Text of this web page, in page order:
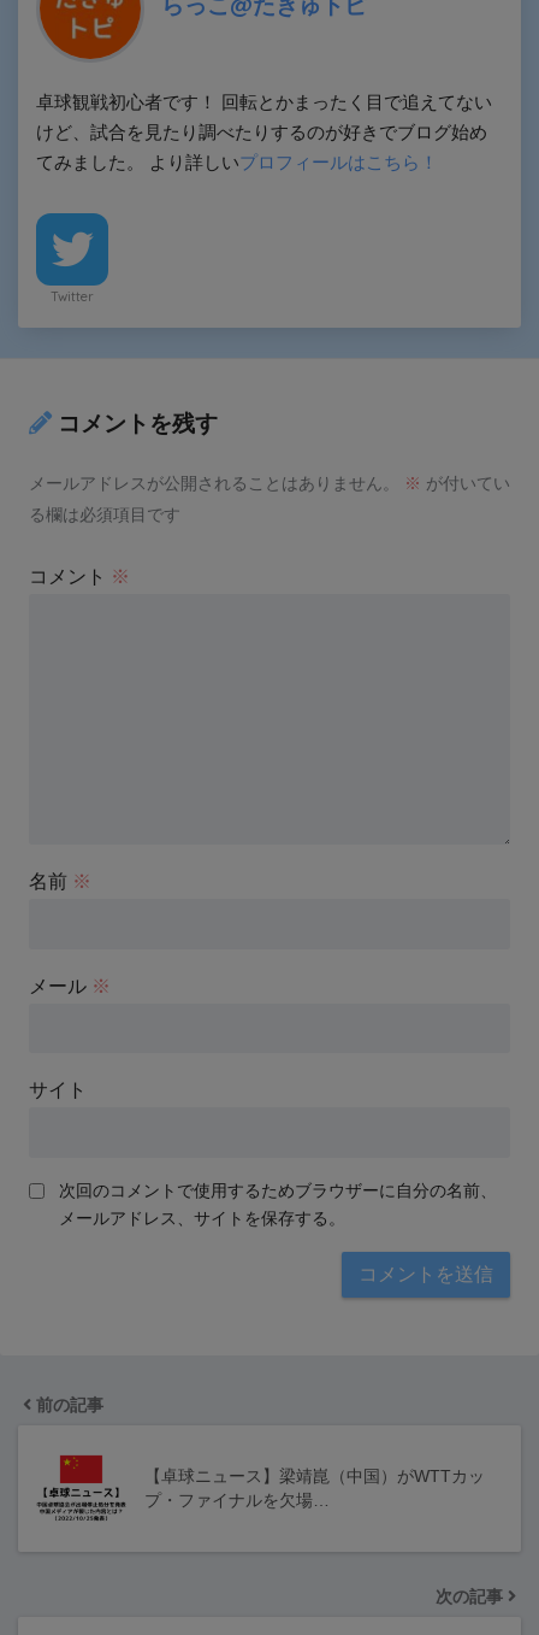
卓球観戦初心者です！ 回転とかまったく目で追えてない
けど、試合を見たり調べたりするのが好きでブログ始め
てみました。 より詳しいプロフィールはこちら！
Twitter
コメントを残す
メールアドレスが公開されることはありません。 ※ が付いてい
る欄は必須項目です
コメント ※
名前 ※
メール ※
サイト
次回のコメントで使用するためブラウザーに自分の名前、
メールアドレス、サイトを保存する。
前の記事
【卓球ニュース】梁靖崑（中国）がWTTカッ
プ・ファイナルを欠場…
次の記事